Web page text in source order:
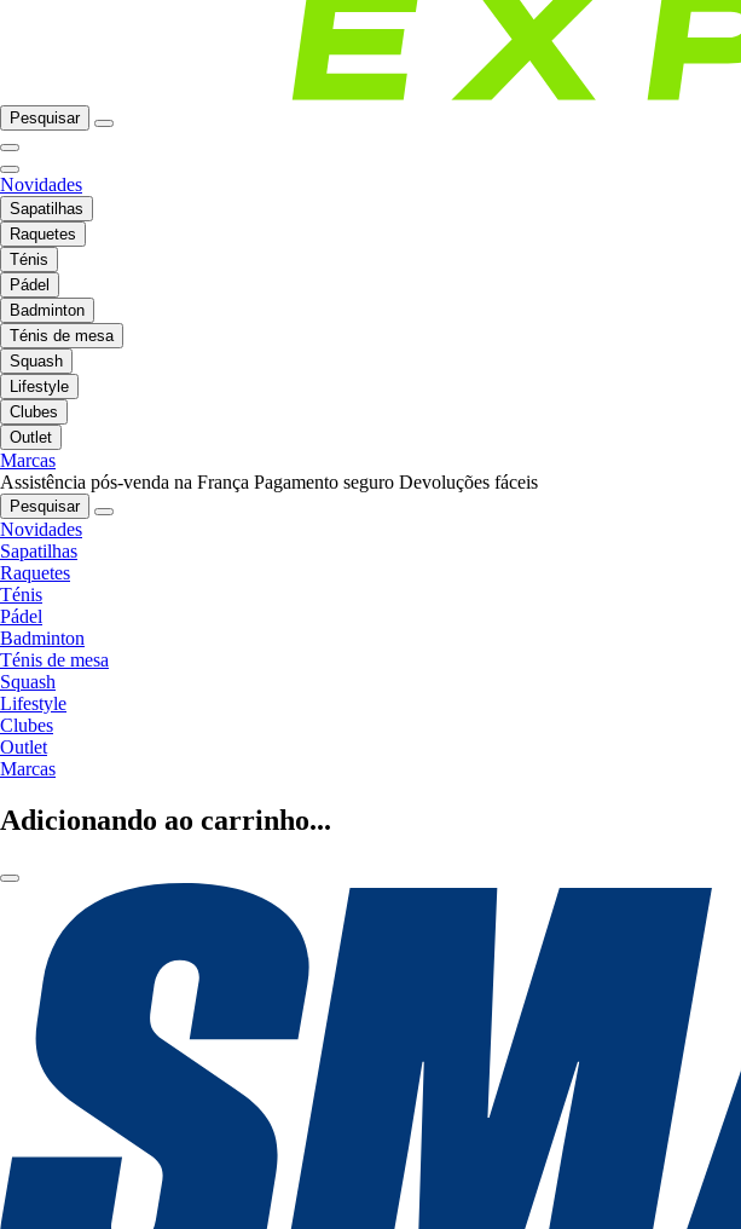
Pesquisar
Novidades
Sapatilhas
Raquetes
Ténis
Pádel
Badminton
Ténis de mesa
Squash
Lifestyle
Clubes
Outlet
Marcas
Assistência pós-venda na França Pagamento seguro Devoluções fáceis
Pesquisar
Novidades
Sapatilhas
Raquetes
Ténis
Pádel
Badminton
Ténis de mesa
Squash
Lifestyle
Clubes
Outlet
Marcas
Adicionando ao carrinho...